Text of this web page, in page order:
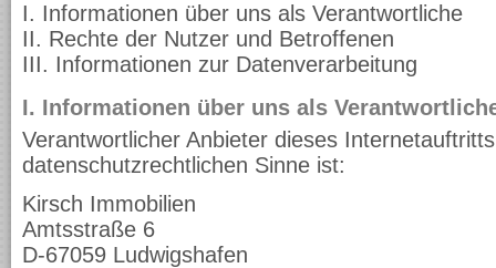
I. Informationen über uns als Verantwortliche
II. Rechte der Nutzer und Betroffenen
III. Informationen zur Datenverarbeitung
I. Informationen über uns als
Verantwortlicher Anbieter dieses
datenschutzrechtlichen Sinne ist:
Kirsch Immobilien
Amtsstraße 6
D-67059 Ludwigshafen